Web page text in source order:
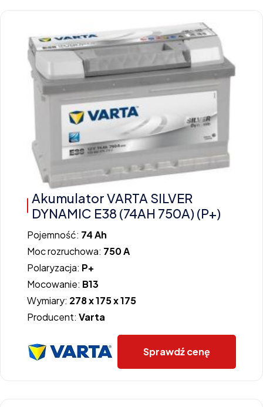
Akumulator VARTA SILVER
DYNAMIC E38 (74AH 750A) (P+)
Pojemność: 74 Ah
Moc rozruchowa: 750 A
Polaryzacja: P+
Mocowanie: B13
Wymiary: 278 x 175 x 175
Producent: Varta
Sprawdź cenę